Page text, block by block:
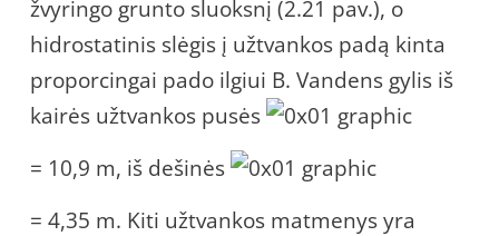
žvyringo grunto sluoksnį (2.21 pav.), o
hidrostatinis slėgis į užtvankos padą kinta
proporcingai pado ilgiui B. Vandens gylis iš
kairės užtvankos pusės
= 10,9 m, iš dešinės
= 4,35 m. Kiti užtvankos matmenys yra